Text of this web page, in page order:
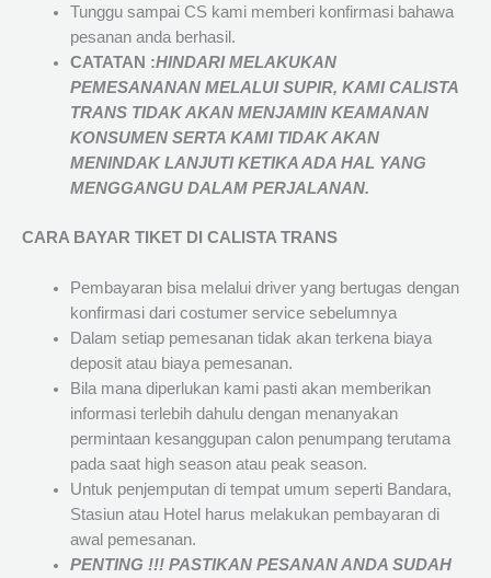
Tunggu sampai CS kami memberi konfirmasi bahawa
pesanan anda berhasil.
CATATAN :HINDARI MELAKUKAN
PEMESANANAN MELALUI SUPIR, KAMICALISTA
TRANSTIDAK AKAN MENJAMINKEAMANAN
KONSUMEN SERTA KAMI TIDAK AKAN
MENINDAK LANJUTI KETIKA ADA HAL YANG
MENGGANGU DALAM PERJALANAN.
CARA BAYAR TIKET DI CALISTA TRANS
Pembayaran bisa melalui driver yang bertugas dengan
konfirmasi dari costumer service sebelumnya
Dalam setiap pemesanan tidak akan terkena biaya
deposit atau biaya pemesanan.
Bila mana diperlukan kami pasti akan memberikan
informasi terlebih dahulu dengan menanyakan
permintaan kesanggupan calon penumpang terutama
pada saat high season atau peak season.
Untuk penjemputan di tempat umum seperti Bandara,
Stasiun atau Hotel harus melakukan pembayaran di
awal pemesanan.
PENTING !!! PASTIKAN PESANAN ANDA SUDAH